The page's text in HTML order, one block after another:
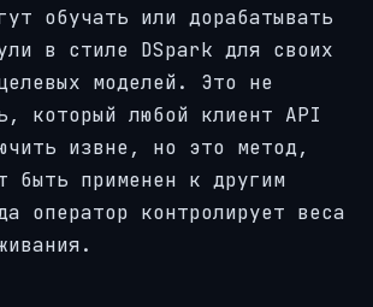
обучать или дорабатывать
в стиле DSpark для своих
моделей. Это не
который любой клиент API
извне, но это метод,
быть применен к другим
оператор контролирует веса